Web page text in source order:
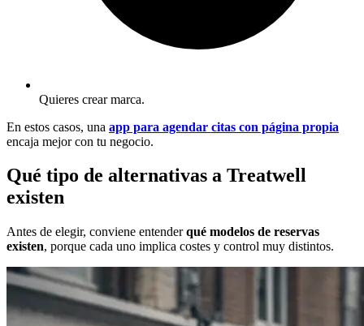
Quieres crear marca.
En estos casos, una app para agendar citas con página propia
encaja mejor con tu negocio.
Qué tipo de alternativas a Treatwell
existen
Antes de elegir, conviene entenderqué modelos de reservas
existen, porque cada uno implica costes y control muy distintos.